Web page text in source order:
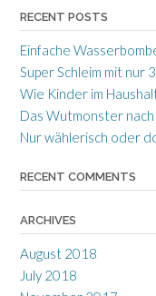
RECENT POSTS
Einfache
Super Schleim mit
Wie Kinder im
Das Wutmonster
Nur wählerisch oder
RECENT COMMENTS
ARCHIVES
August 2018
July 2018